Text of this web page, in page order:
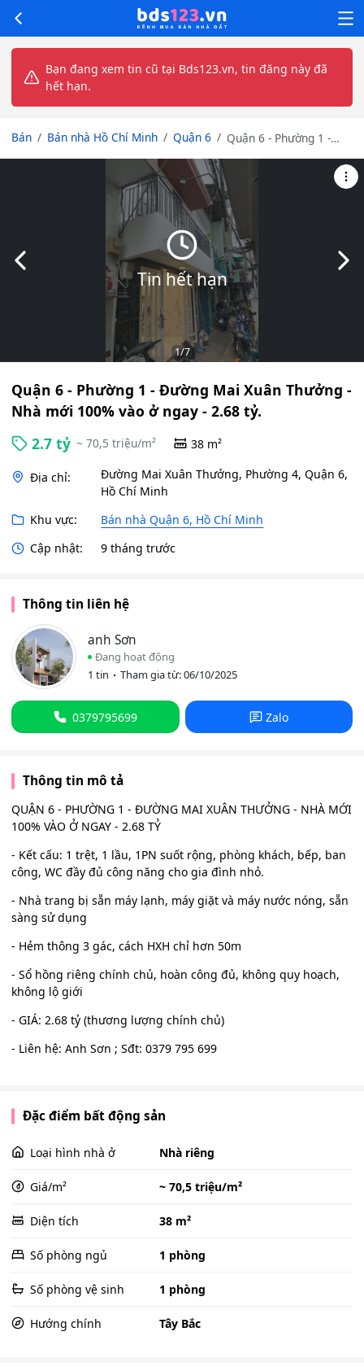
Bạn đang xem tin cũ tại Bds123.vn, tin đăng này đã
hết hạn.
Bán Bán nhà Hồ Chí Minh Quận 6
Quận 6 - Phường 1 -
Thưởng - Nhà mới 100%
vào ở ngay - 2.68 tỷ.
Tin hết hạn
Slide trước
1/7
Quận 6 - Phường 1 - Đường Mai Xuân Thưởng -
Nhà mới 100% vào ở ngay - 2.68 tỷ.
2.7 tỷ ~ 70,5 triệu/m² 38 m²
Địa chỉ:
Đường Mai Xuân Thưởng, Phường 4, Quận 6,
Hồ Chí Minh
Khu vực:
Bán nhà Quận 6, Hồ Chí Minh
Cập nhật:
9 tháng trước
Thông tin liên hệ
anh Sơn
Đang hoạt động
1 tin
Tham gia từ: 06/10/2025
0379795699 Zalo
Thông tin mô tả
QUẬN 6 - PHƯỜNG 1 - ĐƯỜNG MAI XUÂN THƯỞNG - NHÀ MỚI
100% VÀO Ở NGAY - 2.68 TỶ
- Kết cấu: 1 trệt, 1 lầu, 1PN suốt rộng, phòng khách, bếp, ban
công, WC đầy đủ công năng cho gia đình nhỏ.
- Nhà trang bị sẵn máy lạnh, máy giặt và máy nước nóng, sẵn
sàng sử dụng
- Hẻm thông 3 gác, cách HXH chỉ hơn 50m
- Sổ hồng riêng chính chủ, hoàn công đủ, không quy hoạch,
không lộ giới
- GIÁ: 2.68 tỷ (thương lượng chính chủ)
- Liên hệ: Anh Sơn ; Sđt: 0379 795 699
Đặc điểm bất động sản
Loại hình nhà ở Nhà riêng
Giá/m² ~ 70,5 triệu/m²
Diện tích 38 m²
Số phòng ngủ 1 phòng
Số phòng vệ sinh 1 phòng
Hướng chính Tây Bắc